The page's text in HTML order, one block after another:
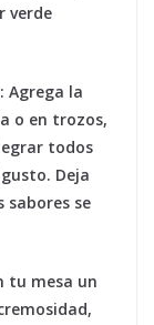
verde
Agrega la
o en trozos,
todos
Deja
sabores se
tu mesa un